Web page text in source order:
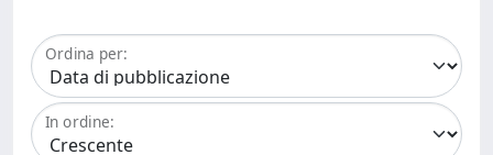
Ordina per:
In ordine: